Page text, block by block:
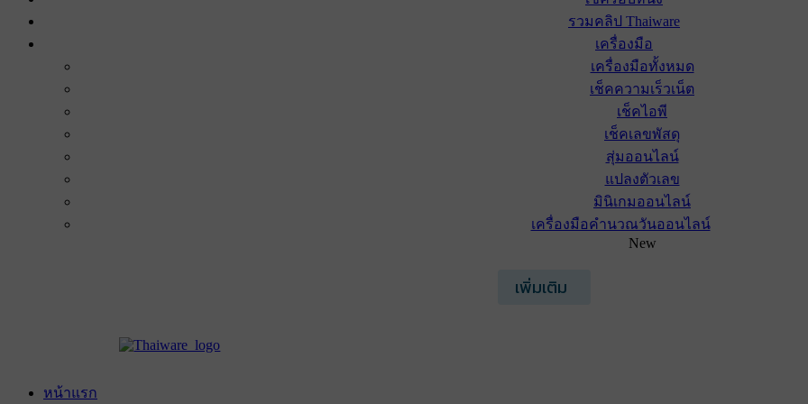
รวมคลิป Thaiware
เครื่องมือ
เครื่องมือทั้งหมด
เช็คความเร็วเน็ต
เช็คไอพี
เช็คเลขพัสดุ
สุ่มออนไลน์
แปลงตัวเลข
มินิเกมออนไลน์
เครื่องมือคำนวณวันออนไลน์
New
เพิ่มเติม
หน้าแรก